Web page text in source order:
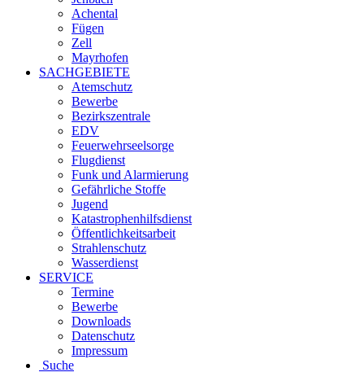
Achental
Fügen
Zell
Mayrhofen
SACHGEBIETE
Atemschutz
Bewerbe
Bezirkszentrale
EDV
Feuerwehrseelsorge
Flugdienst
Funk und Alarmierung
Gefährliche Stoffe
Jugend
Katastrophenhilfsdienst
Öffentlichkeitsarbeit
Strahlenschutz
Wasserdienst
SERVICE
Termine
Bewerbe
Downloads
Datenschutz
Impressum
Suche